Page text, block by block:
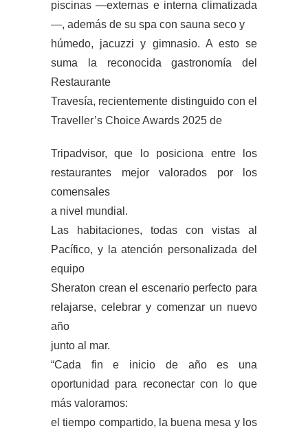
piscinas —externas e interna climatizada
—, además de su spa con sauna seco y
húmedo, jacuzzi y gimnasio. A esto se
suma la reconocida gastronomía del
Restaurante
Travesía, recientemente distinguido con el
Traveller’s Choice Awards 2025 de
Tripadvisor, que lo posiciona entre los
restaurantes mejor valorados por los
comensales
a nivel mundial.
Las habitaciones, todas con vistas al
Pacífico, y la atención personalizada del
equipo
Sheraton crean el escenario perfecto para
relajarse, celebrar y comenzar un nuevo
año
junto al mar.
“Cada fin e inicio de año es una
oportunidad para reconectar con lo que
más valoramos:
el tiempo compartido, la buena mesa y los